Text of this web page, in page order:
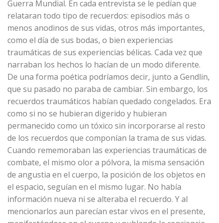
Guerra Mundial. En cada entrevista se le pedían que
relataran todo tipo de recuerdos: episodios más o
menos anodinos de sus vidas, otros más importantes,
como el día de sus bodas, o bien experiencias
traumáticas de sus experiencias bélicas. Cada vez que
narraban los hechos lo hacían de un modo diferente.
De una forma poética podríamos decir, junto a Gendlin,
que su pasado no paraba de cambiar. Sin embargo, los
recuerdos traumáticos habían quedado congelados. Era
como si no se hubieran digerido y hubieran
permanecido como un tóxico sin incorporarse al resto
de los recuerdos que componían la trama de sus vidas.
Cuando rememoraban las experiencias traumáticas de
combate, el mismo olor a pólvora, la misma sensación
de angustia en el cuerpo, la posición de los objetos en
el espacio, seguían en el mismo lugar. No había
información nueva ni se alteraba el recuerdo. Y al
mencionarlos aun parecían estar vivos en el presente,